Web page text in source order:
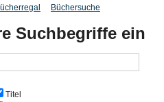
Büchersuche
Suchbegriffe ein
Titel